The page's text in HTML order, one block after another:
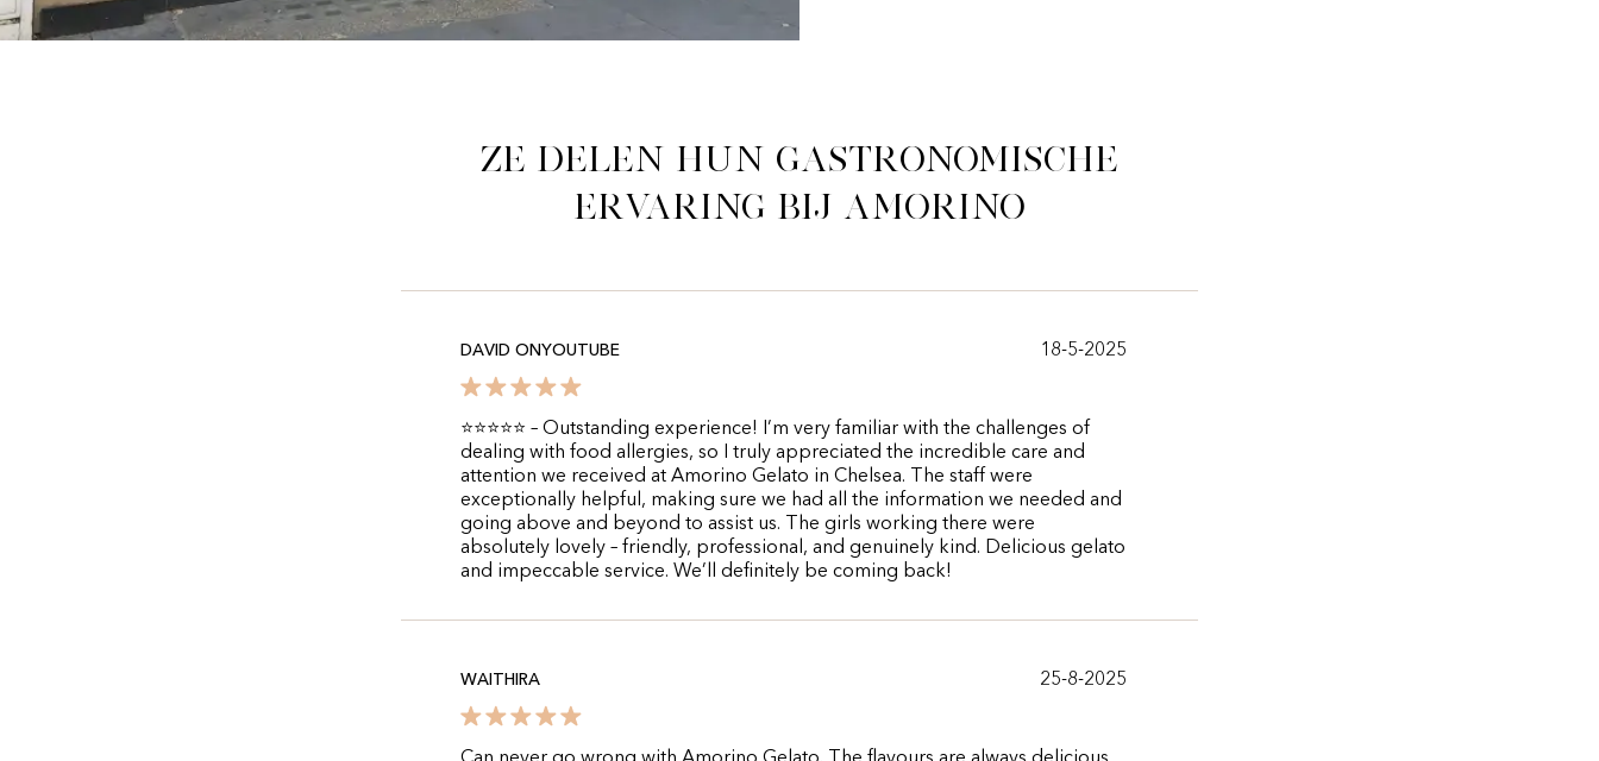
Ze delen hun gastronomische
ervaring bij Amorino
DAVID ONYOUTUBE 18-5-2025
⭐⭐⭐⭐⭐ – Outstanding experience! I’m very familiar with the challenges of
dealing with food allergies, so I truly appreciated the incredible care and
attention we received at Amorino Gelato in Chelsea. The staff were
exceptionally helpful, making sure we had all the information we needed and
going above and beyond to assist us. The girls working there were
absolutely lovely – friendly, professional, and genuinely kind. Delicious gelato
and impeccable service. We’ll definitely be coming back!
WAITHIRA 25-8-2025